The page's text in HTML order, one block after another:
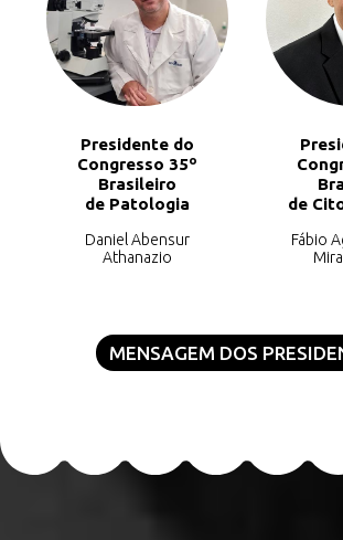
Presidente do
Congresso 35º
Brasileiro
de Patologia
Daniel Abensur
Athanazio
de
Fábio
MENSAGEM DOS